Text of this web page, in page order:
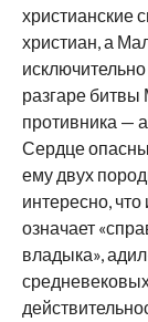
христианские
христиан, а
разгаре битвы
противника —
Сердце
ему двух
интересно,
означает
владыка»,